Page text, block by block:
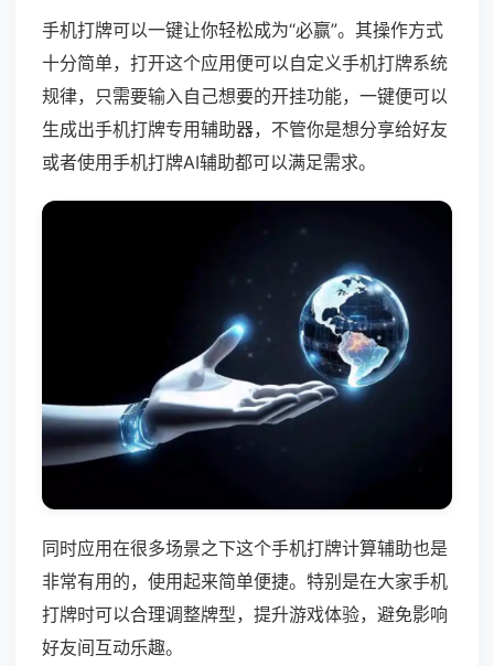
手机打牌可以一键让你轻松成为“必赢”。其操作方式
十分简单，打开这个应用便可以自定义手机打牌系统
规律，只需要输入自己想要的开挂功能，一键便可以
生成出手机打牌专用辅助器，不管你是想分享给好友
或者使用手机打牌AI辅助都可以满足需求。
同时应用在很多场景之下这个手机打牌计算辅助也是
非常有用的，使用起来简单便捷。特别是在大家手机
打牌时可以合理调整牌型，提升游戏体验，避免影响
好友间互动乐趣。